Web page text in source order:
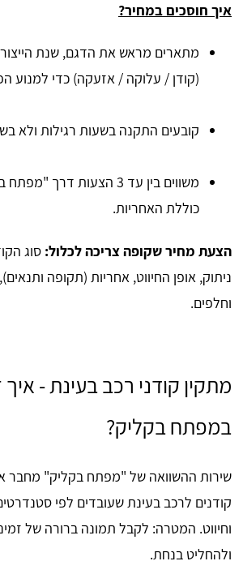
איך חוסכים במחיר?
מתארים מראש את הדגם, שנת
(קודן / עלוקה / אזעקה) כדי למנוע
קובעים התקנה בשעות רגילות ולא
משווים בין עד 3 הצעות
כוללת האחריות.
הצעת מחיר שקופה צריכה לכלול: סוג
ניתוק, אופן החיווט, אחריות (תקופה
וחלפים.
מתקין קודני רכב בעינת -
במפתח בקליק?
שירות ההשוואה של "מפתח בקליק" מחבר
קודנים לרכב בעינת שעובדים לפי
וחיווט. המטרה: לקבל תמונה ברורה של
ולהחליט בנחת.